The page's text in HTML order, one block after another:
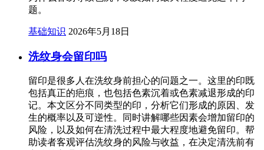
题。
基础知识 2026年5月18日
洗纹身会留印吗
留印是很多人在洗纹身前担心的问题之一。这里的印既
包括真正的疤痕，也包括色素沉着或色素减退形成的印
记。本文区分不同类型的印，分析它们形成的原因、发
生的概率以及可逆性。同时讲解哪些因素会增加留印的
风险，以及如何在清洗过程中最大程度地避免留印。帮
助读者客观评估洗纹身的风险与收益，在决定清洗前有